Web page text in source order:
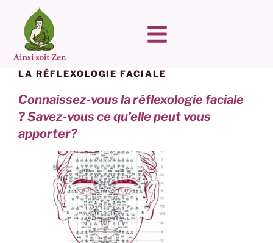
LA RÉFLEXOLOGIE FACIALE
Connaissez-vous la réflexologie faciale
? Savez-vous ce qu’elle peut vous
apporter?